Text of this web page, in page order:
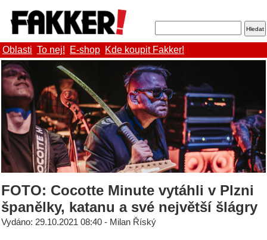
Oblasti To nej! E-shop Kde koupit Fakker!
FOTO: Cocotte Minute vytáhli v Plzni
španělky, katanu a své největší šlágry
Vydáno: 29.10.2021 08:40 - Milan Říský